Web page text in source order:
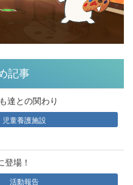
記事
達との関わり
児童養護施設
場！
活動報告